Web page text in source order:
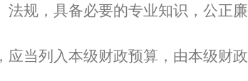
规，具备必要的专业知识，公正廉
当列入本级财政预算，由本级财政